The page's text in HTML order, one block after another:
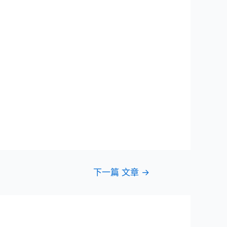
下一篇 文章 →